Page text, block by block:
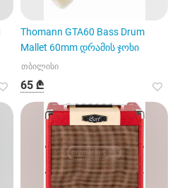
Thomann GTA60 Bass Drum
Mallet 60mm დრამის ჯოხი
თბილისი
65 ₾